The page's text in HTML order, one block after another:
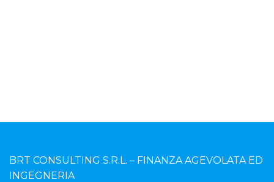
BRT CONSULTING S.R.L. – FINANZA AGEVOLATA ED
INGEGNERIA